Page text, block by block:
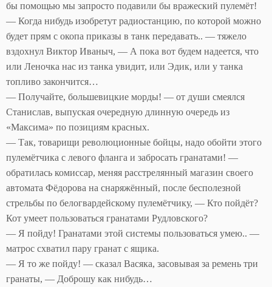
бы помощью мы запросто подавили бы вражеский пулемёт!
— Когда нибудь изобретут радиостанцию, по которой можно
будет прям с окопа приказы в танк передавать.. — тяжело
вздохнул Виктор Иваныч, — А пока вот будем надеется, что
или Леночка нас из танка увидит, или Эдик, или у танка
топливо закончится…
— Получайте, большевицкие морды! — от души смеялся
Станислав, выпуская очередную длинную очередь из
«Максима» по позициям красных.
— Так, товарищи революционные бойцы, надо обойти этого
пулемётчика с левого фланга и забросать гранатами! —
обратилась комиссар, меняя расстрелянный магазин своего
автомата Фёдорова на снаряжённый, после бесполезной
стрельбы по белогвардейскому пулемётчику, — Кто пойдёт?
Кот умеет пользоваться гранатами Рудловского?
— Я пойду! Гранатами этой системы пользоваться умею.. —
матрос схватил пару гранат с ящика.
— Я то же пойду! — сказал Васяка, засовывая за ремень три
гранаты, — Доброшу как нибудь…